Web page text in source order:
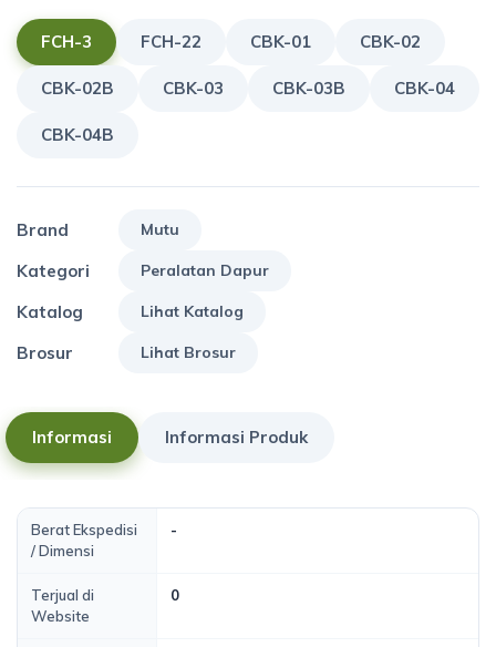
FCH-3 FCH-22 CBK-01 CBK-02
CBK-02B CBK-03 CBK-03B CBK-04
CBK-04B
Brand Mutu
Kategori Peralatan Dapur
Katalog Lihat Katalog
Brosur Lihat Brosur
Informasi Informasi Produk
Berat Ekspedisi
/ Dimensi
-
Terjual di
Website
0